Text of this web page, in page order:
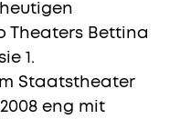
Theaters Bettina
1.
Staatstheater
eng mit